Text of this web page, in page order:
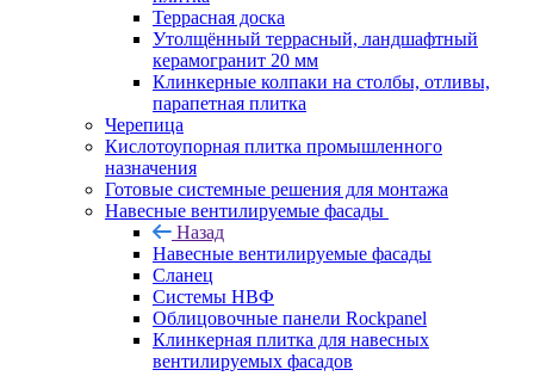
Террасная доска
Утолщённый террасный, ландшафтный
керамогранит 20 мм
Клинкерные колпаки на столбы, отливы,
парапетная плитка
Черепица
Кислотоупорная плитка промышленного
назначения
Готовые системные решения для монтажа
Навесные вентилируемые фасады
Назад
Навесные вентилируемые фасады
Сланец
Системы НВФ
Облицовочные панели Rockpanel
Клинкерная плитка для навесных
вентилируемых фасадов